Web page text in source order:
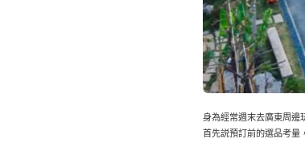
身為經常週末去廣東周邊
首先説預訂前的選品考量